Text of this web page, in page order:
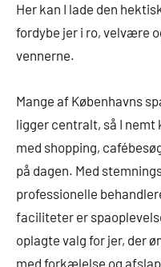
Her kan I lade den
fordybe jer i ro, velvære
vennerne.
Mange af Københavns
ligger centralt, så I nemt
med shopping,
på dagen. Med
professionelle
faciliteter er
oplagte valg for jer, der
med forkælelse og